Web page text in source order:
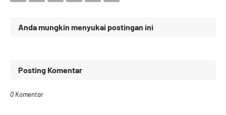
Anda mungkin menyukai postingan ini
Posting Komentar
0 Komentar